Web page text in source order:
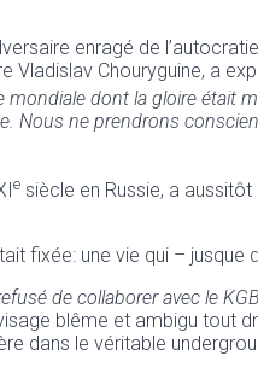
enragé de
Chouryguine, a
mondiale dont la gloire était
Nous ne prendrons
e siècle en Russie, a
fixée: une vie qui –
de collaborer avec le
blême et ambigu tout
dans le véritable